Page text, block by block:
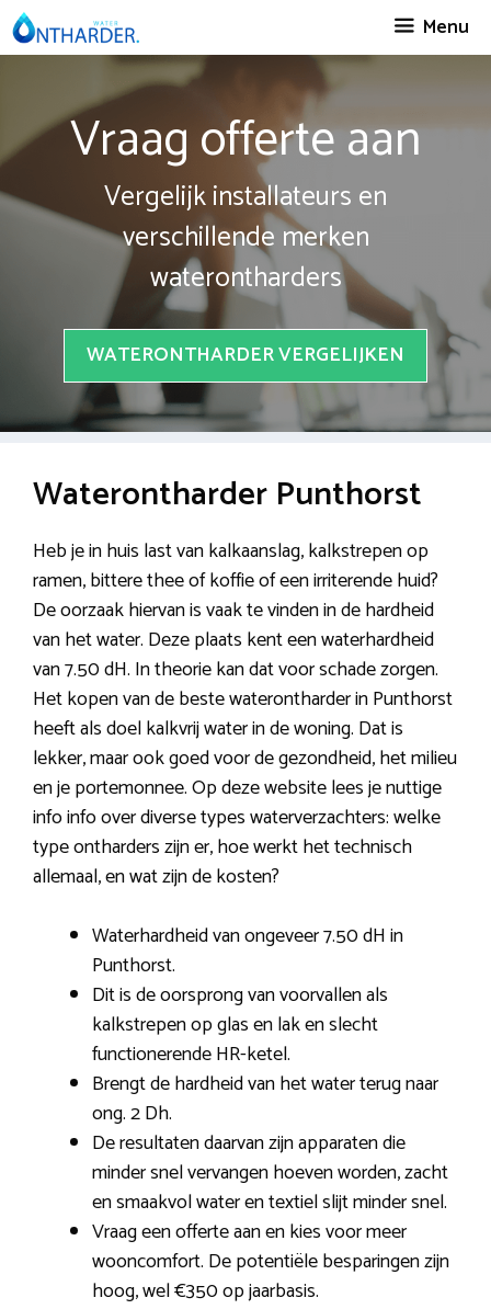
Spring
naar
Menu
Vraag offerte aan
Vergelijk installateurs en
verschillende merken
waterontharders
WATERONTHARDER VERGELIJKEN
Waterontharder Punthorst
Heb je in huis last van kalkaanslag, kalkstrepen op
ramen, bittere thee of koffie of een irriterende huid?
De oorzaak hiervan is vaak te vinden in de hardheid
van het water. Deze plaats kent een waterhardheid
van 7.50 dH. In theorie kan dat voor schade zorgen.
Het kopen van de beste waterontharder in Punthorst
heeft als doel kalkvrij water in de woning. Dat is
lekker, maar ook goed voor de gezondheid, het milieu
en je portemonnee. Op deze website lees je nuttige
info info over diverse types waterverzachters: welke
type ontharders zijn er, hoe werkt het technisch
allemaal, en wat zijn de kosten?
Waterhardheid van ongeveer 7.50 dH in
Punthorst.
Dit is de oorsprong van voorvallen als
kalkstrepen op glas en lak en slecht
functionerende HR-ketel.
Brengt de hardheid van het water terug naar
ong. 2 Dh.
De resultaten daarvan zijn apparaten die
minder snel vervangen hoeven worden, zacht
en smaakvol water en textiel slijt minder snel.
Vraag een offerte aan en kies voor meer
wooncomfort. De potentiële besparingen zijn
hoog, wel €350 op jaarbasis.